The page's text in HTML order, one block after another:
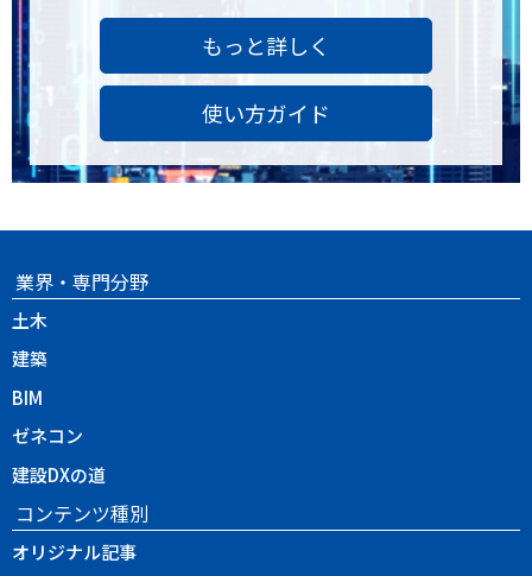
もっと詳しく
使い方ガイド
業界・専門分野
土木
建築
BIM
ゼネコン
建設DXの道
コンテンツ種別
オリジナル記事